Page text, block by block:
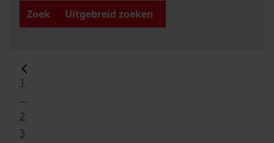
Zoek
Uitgebreid zoeken
1
...
2
3